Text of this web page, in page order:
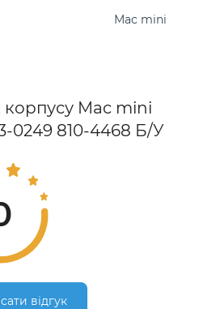
Mac mini
корпусу Mac mini
0249 810-4468 Б/У
відгук